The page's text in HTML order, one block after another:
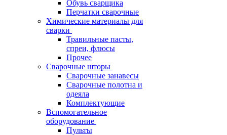
Обувь сварщика
Перчатки сварочные
Химические материалы для
сварки
Травильные пасты,
спреи, флюсы
Прочее
Сварочные шторы
Сварочные занавесы
Сварочные полотна и
одеяла
Комплектующие
Вспомогательное
оборудование
Пульты